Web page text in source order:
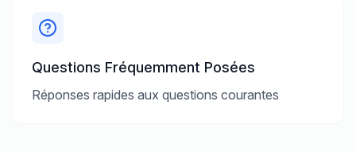
Questions Fréquemment Posées
Réponses rapides aux questions courantes